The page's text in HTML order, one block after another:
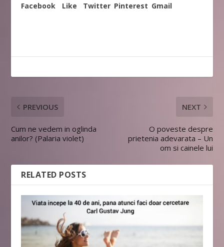
Facebook Like Twitter Pinterest Gmail
PREVIOUS
Cum ne vedem in oglinda
anilor? (Palaria violet)
NEXT
O poveste despre
prietenia adevarata – Un
om si cainele lui
RELATED POSTS